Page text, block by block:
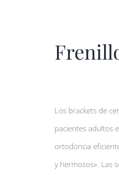
Los brackets de
pacientes adultos
ortodoncia
y hermosos». Las